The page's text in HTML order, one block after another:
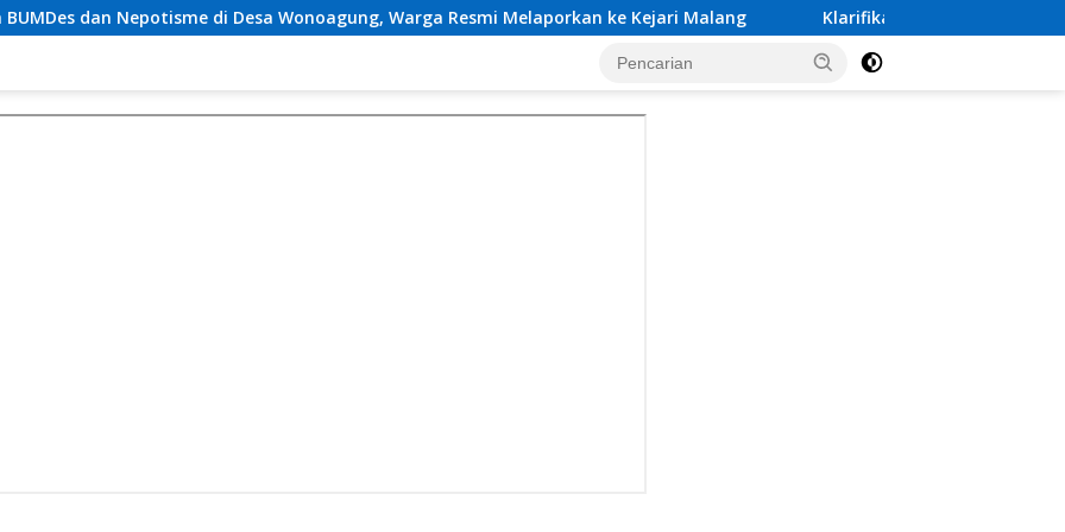
di Desa Wonoagung, Warga Resmi Melaporkan ke Kejari Malang Klarifikasi Tim Investigasi Dugaan Calo